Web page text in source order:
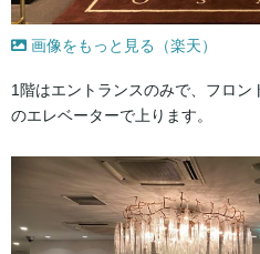
画像をもっと見る（楽天）
1階はエントランスのみで、フロン
のエレベーターで上ります。